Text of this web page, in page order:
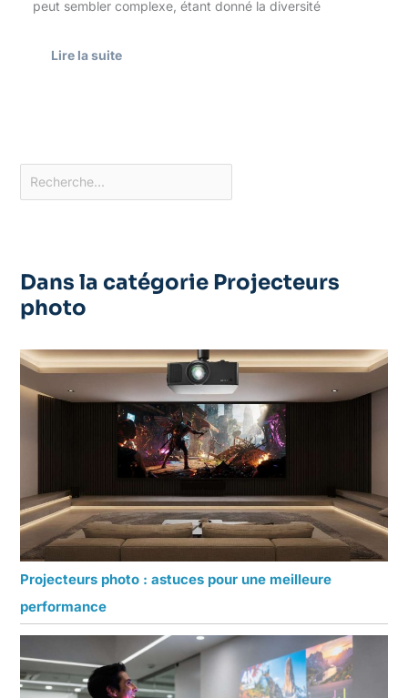
peut sembler complexe, étant donné la diversité
Lire la suite
Dans la catégorie Projecteurs
photo
Projecteurs photo : astuces pour une meilleure
performance